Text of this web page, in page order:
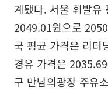
계됐다. 서울 휘발유
2049.01원으로
국 평균 가격은 리
경유 가격은
구 만남의광장 주유